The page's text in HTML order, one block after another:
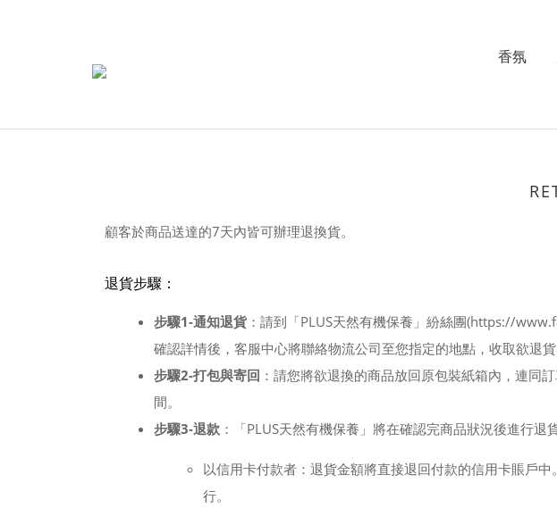
香氛
顧客於商品送達的7天內皆可辦理退換貨。
退貨步驟：
步驟1-通知退貨：請到「PLUS天然有機保養」紛絲團(https://
確認詳情後，客服中心將聯絡物流公司至您指定的地點，收取欲退貨
步驟2-打包與寄回 ：請您將欲退換的商品放回原包裝紙箱內，連同
間。
步驟3-退款 ： 「PLUS天然有機保養」將在確認完商品狀況後進行
以信用卡付款者：退貨金額將直接退回付款的信用卡賬戶
行。